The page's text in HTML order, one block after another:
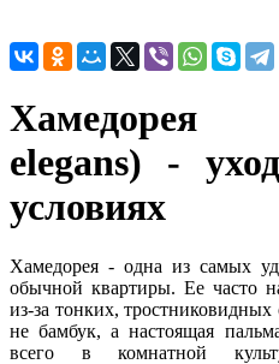
Хамедорея
elegans) -
условиях
Хамедорея - одна из самых
обычной квартиры. Ее часто
из-за тонких, тростниковидных
не бамбук, а настоящая
всего в комнатной